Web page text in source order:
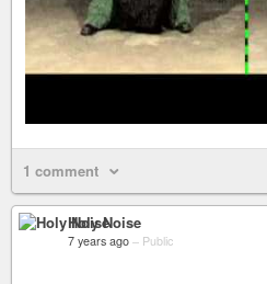
1 comment
Holy Noise
7 years ago – Public